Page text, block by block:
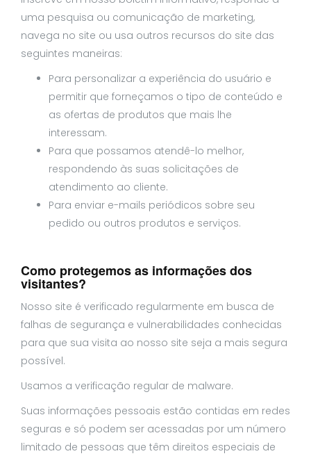
uma pesquisa ou comunicação de marketing,
navega no site ou usa outros recursos do site das
seguintes maneiras:
Para personalizar a experiência do usuário e
permitir que forneçamos o tipo de conteúdo e
as ofertas de produtos que mais lhe
interessam.
Para que possamos atendê-lo melhor,
respondendo às suas solicitações de
atendimento ao cliente.
Para enviar e-mails periódicos sobre seu
pedido ou outros produtos e serviços.
Como protegemos as informações dos
visitantes?
Nosso site é verificado regularmente em busca de
falhas de segurança e vulnerabilidades conhecidas
para que sua visita ao nosso site seja a mais segura
possível.
Usamos a verificação regular de malware.
Suas informações pessoais estão contidas em redes
seguras e só podem ser acessadas por um número
limitado de pessoas que têm direitos especiais de